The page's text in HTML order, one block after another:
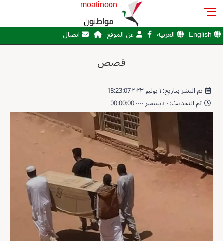
moatinoon
مواطنون
English العربية عن الموقع اتصال
قصص
تم النشر بتاريخ: ١ يوليو ٢٠٢٣ 18:23:07
تم التحديث: ٠ ديسمبر ٠٠٠٠ 00:00:00